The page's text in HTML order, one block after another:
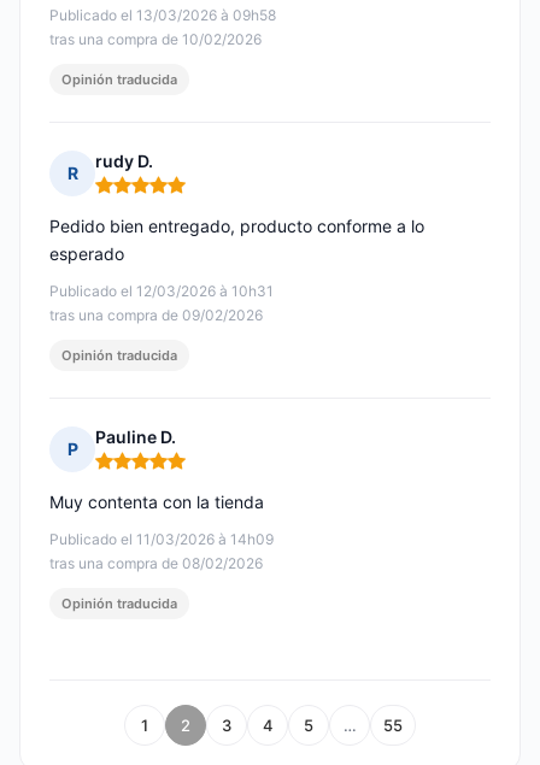
Publicado el 13/03/2026 à 09h58
tras una compra de 10/02/2026
Opinión traducida
R
rudy D.
Nota: 5 de 5
Publicado el 12/03/2026 à 10h31
tras una compra de 09/02/2026
Pedido bien entregado, producto conforme a lo
esperado
Opinión traducida
P
Pauline D.
Nota: 5 de 5
Publicado el 11/03/2026 à 14h09
tras una compra de 08/02/2026
Muy contenta con la tienda
Opinión traducida
1 2 3 4 5 … 55